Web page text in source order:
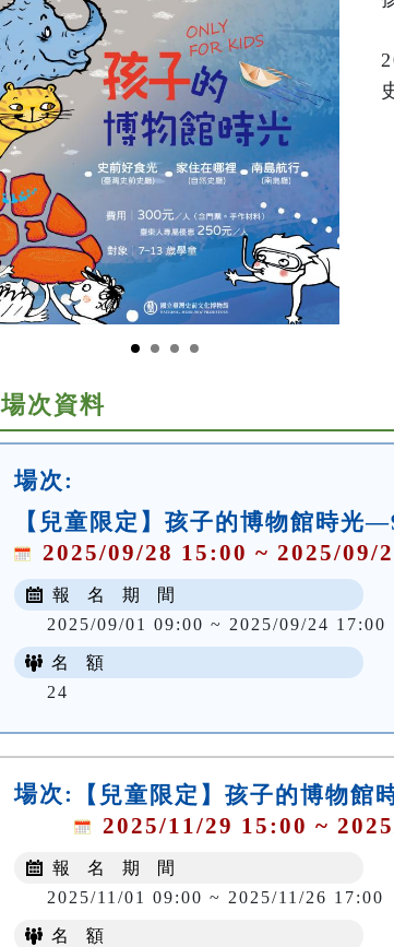
場次資料
場次:
【兒童限定】孩子的博物館時光
2025/09/28 15:00 ~ 2025/09/
報 名 期 間
2025/09/01 09:00 ~ 2025/09/24 17:00
名 額
24
場次:
【兒童限定】孩子的博物館
2025/11/29 15:00 ~
報 名 期 間
2025/11/01 09:00 ~ 2025/11/26 17:00
名 額